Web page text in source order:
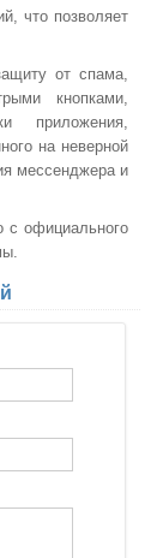
что позволяет
от спама,
кнопками,
приложения,
на неверной
мессенджера и
с официального